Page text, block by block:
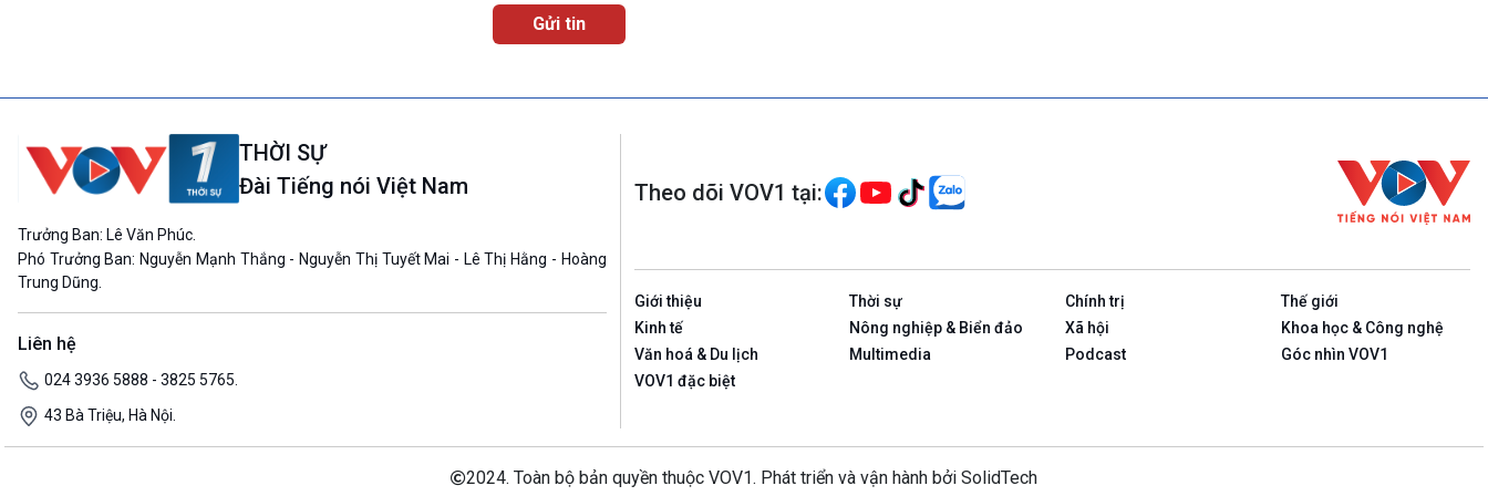
THỜI SỰ
Đài Tiếng nói Việt Nam
Trưởng Ban: Lê Văn Phúc.
Phó Trưởng Ban: Nguyễn Mạnh Thắng - Nguyễn Thị Tuyết Mai - Lê Thị Hằng - Hoàng
Trung Dũng.
Liên hệ
024 3936 5888 - 3825 5765.
43 Bà Triệu, Hà Nội.
Theo dõi VOV1 tại:
Giới thiệu Thời sự Chính trị
Thế giới
Kinh tế
Nông nghiệp & Biển đảo Xã hội
Khoa học & Công nghệ
Văn hoá & Du lịch
Multimedia Podcast
Góc nhìn VOV1
VOV1 đặc biệt
2024. Toàn bộ bản quyền thuộc VOV1. Phát triển và vận hành bởi SolidTech